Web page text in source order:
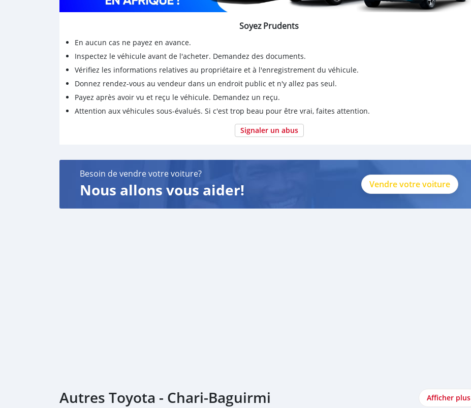
Soyez Prudents
En aucun cas ne payez en avance.
Inspectez le véhicule avant de l'acheter. Demandez des documents.
Vérifiez les informations relatives au propriétaire et à l'enregistrement du véhicule.
Donnez rendez-vous au vendeur dans un endroit public et n'y allez pas seul.
Payez après avoir vu et reçu le véhicule. Demandez un reçu.
Attention aux véhicules sous-évalués. Si c'est trop beau pour être vrai, faites attention.
Signaler un abus
Besoin de vendre votre voiture?
Nous allons vous aider! Vendre votre voiture
Autres Toyota - Chari-Baguirmi Afficher plus